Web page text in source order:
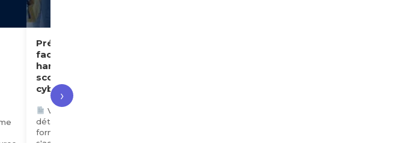
Faciliter
l’autonomie au
quotidien d’un
adolescent
trisomique
Voir le programme
détaillé Facilier
l’autonomie au
›